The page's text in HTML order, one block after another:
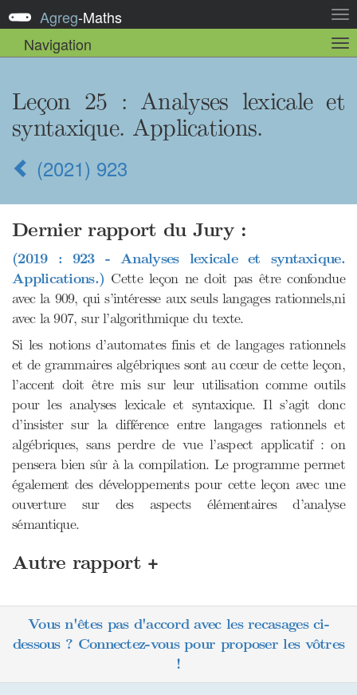
la
Agreg-Maths
Navigation
la
Leçon 25 : Analyses lexicale et
syntaxique. Applications.
(2021) 923
Dernier rapport du Jury :
(2019 : 923 - Analyses lexicale et syntaxique.
Applications.) Cette leçon ne doit pas être confondue
avec la 909, qui s’intéresse aux seuls langages rationnels,ni
avec la 907, sur l’algorithmique du texte.
Si les notions d’automates finis et de langages rationnels
et de grammaires algébriques sont au cœur de cette leçon,
l’accent doit être mis sur leur utilisation comme outils
pour les analyses lexicale et syntaxique. Il s’agit donc
d’insister sur la différence entre langages rationnels et
algébriques, sans perdre de vue l’aspect applicatif : on
pensera bien sûr à la compilation. Le programme permet
également des développements pour cette leçon avec une
ouverture sur des aspects élémentaires d’analyse
sémantique.
Autre rapport +
Vous n'êtes pas d'accord avec les recasages ci-
dessous ? Connectez-vous pour proposer les vôtres
!